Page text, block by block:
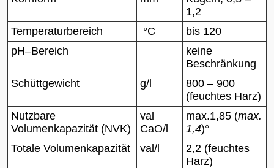
1,2
Temperaturbereich
°C
bis 120
pH–Bereich
keine
Beschränkung
Schüttgewicht
g/l
800 – 900
(feuchtes Harz)
Nutzbare
Volumenkapazität (NVK)
val
CaO/l
max.1,85 (max.
1,4)°
Totale Volumenkapazität
val/l
2,2 (feuchtes
Harz)